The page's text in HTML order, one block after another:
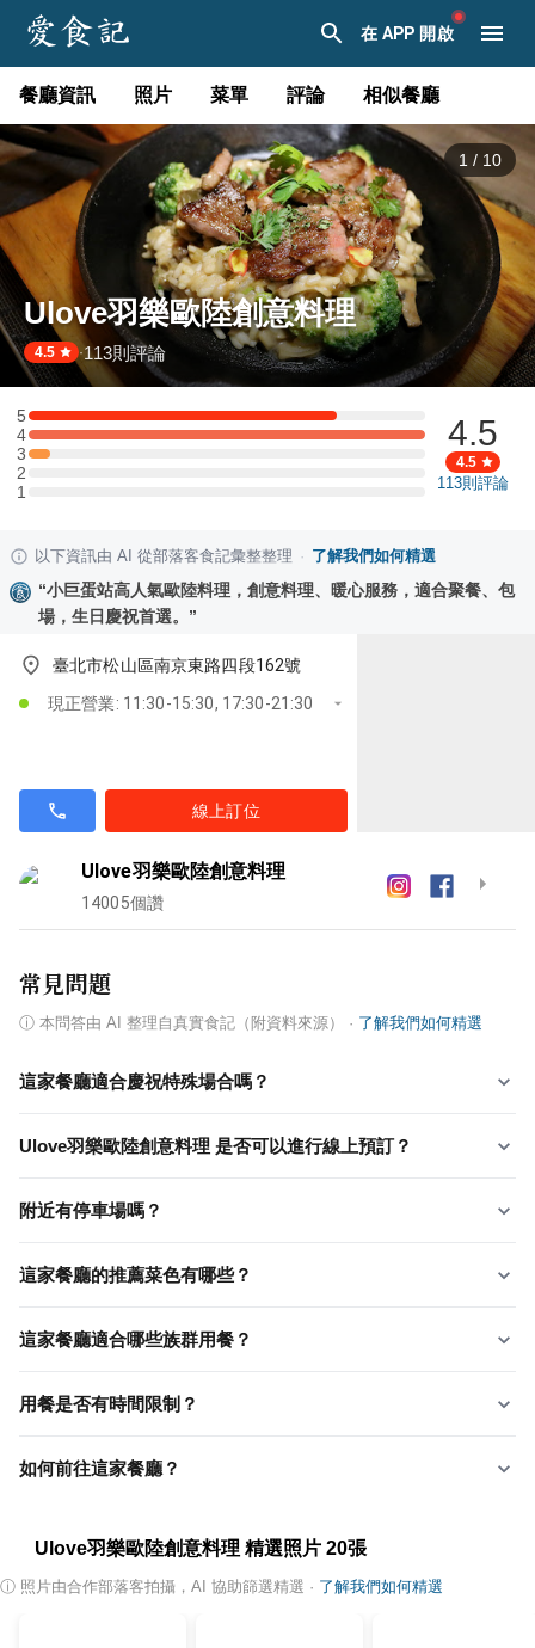
在 APP 開啟
餐廳資訊 照片 菜單 評論 相似餐廳
1 / 10
Ulove羽樂歐陸創意料理
4.5 ·113則評論
5
5 星：14 則評論
4
4 星：18 則評論
3
3 星：1 則評論
2
2 星：0 則評論
11 星：0 則評論
4.5
4.5
113則評論
以下資訊由 AI 從部落客食記彙整整理 · 了解我們如何精選
“小巨蛋站高人氣歐陸料理，創意料理、暖心服務，適合聚餐、包
場，生日慶祝首選。 ”
臺北市松山區南京東路四段162號
現正營業: 11:30-15:30, 17:30-21:30
線上訂位
Ulove羽樂歐陸創意料理
14005個讚
常見問題
ⓘ 本問答由 AI 整理自真實食記（附資料來源） · 了解我們如何精選
這家餐廳適合慶祝特殊場合嗎？
Ulove羽樂歐陸創意料理 是否可以進行線上預訂？
附近有停車場嗎？
這家餐廳的推薦菜色有哪些？
這家餐廳適合哪些族群用餐？
用餐是否有時間限制？
如何前往這家餐廳？
Ulove羽樂歐陸創意料理 精選照片 20張
ⓘ 照片由合作部落客拍攝，AI 協助篩選精選 · 了解我們如何精選